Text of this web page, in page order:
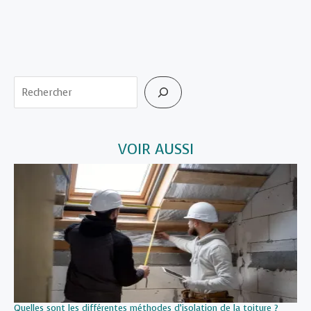
Rechercher
VOIR AUSSI
Quelles sont les différentes méthodes d’isolation de la toiture ?